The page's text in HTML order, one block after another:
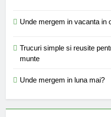
Unde mergem in vacanta in
Trucuri simple si reusite
munte
Unde mergem in luna mai?